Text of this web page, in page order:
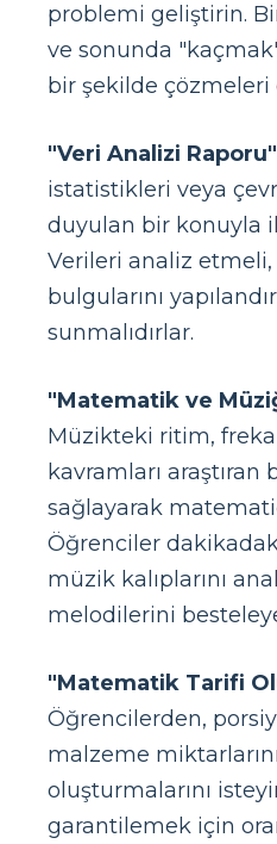
problemi geliştirin.
ve sonunda
bir şekilde çözmeleri
"Veri Analizi
istatistikleri veya
duyulan bir konuyla
Verileri analiz
bulgularını
sunmalıdırlar.
"Matematik ve
Müzikteki ritim,
kavramları araştıran
sağlayarak
Öğrenciler
müzik kalıplarını
melodilerini
"Matematik Tarifi
Öğrencilerden,
malzeme
oluşturmalarını
garantilemek için